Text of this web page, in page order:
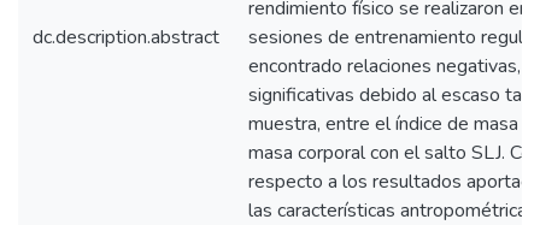
dc.description.abstract
rendimiento físico se realizaron en
sesiones de entrenamiento
encontrado relaciones negativas,
significativas debido al escaso
muestra, entre el índice de masa
masa corporal con el salto SLJ. Con
respecto a los resultados
las características antropométricas